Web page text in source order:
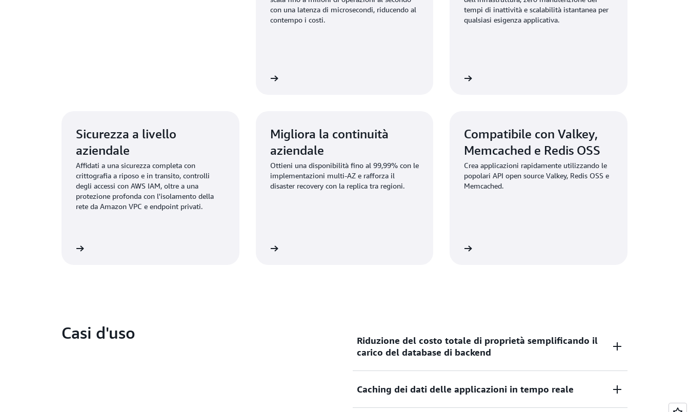
con una latenza di microsecondi, riducendo al
contempo i costi.
tempi di inattività e scalabilità istantanea per
qualsiasi esigenza applicativa.
Sicurezza a livello
aziendale
Affidati a una sicurezza completa con
crittografia a riposo e in transito, controlli
degli accessi con AWS IAM, oltre a una
protezione profonda con l'isolamento della
rete da Amazon VPC e endpoint privati.
Migliora la continuità
aziendale
Ottieni una disponibilità fino al 99,99% con le
implementazioni multi-AZ e rafforza il
disaster recovery con la replica tra regioni.
Compatibile con Valkey,
Memcached e Redis OSS
Crea applicazioni rapidamente utilizzando le
popolari API open source Valkey, Redis OSS e
Memcached.
Casi d'uso
Riduzione del costo totale di proprietà semplificando il
carico del database di backend
Memorizza nella cache i dati e scarica gli I/O del database per
ridurre il carico operativo, diminuire i costi e migliorare le
Caching dei dati delle applicazioni in tempo reale